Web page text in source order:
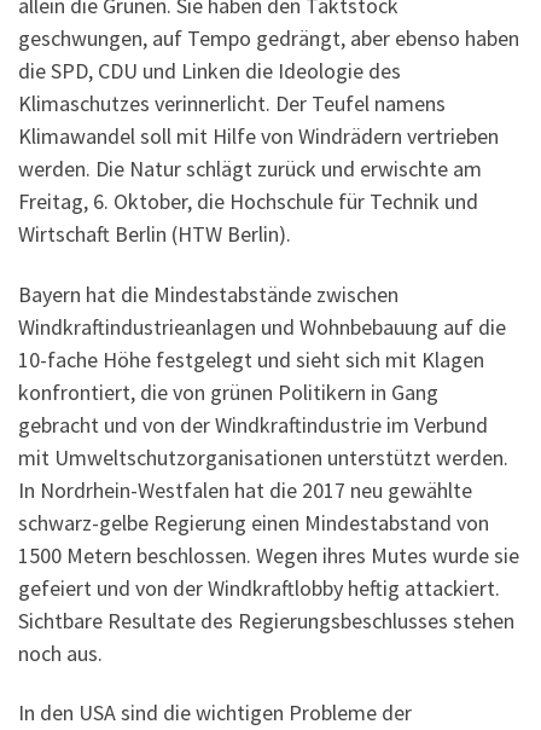
allein die Grünen. Sie haben den Taktstock
geschwungen, auf Tempo gedrängt, aber ebenso haben
die SPD, CDU und Linken die Ideologie des
Klimaschutzes verinnerlicht. Der Teufel namens
Klimawandel soll mit Hilfe von Windrädern vertrieben
werden. Die Natur schlägt zurück und erwischte am
Freitag, 6. Oktober, die Hochschule für Technik und
Wirtschaft Berlin (HTW Berlin).
Bayern hat die Mindestabstände zwischen
Windkraftindustrieanlagen und Wohnbebauung auf die
10-fache Höhe festgelegt und sieht sich mit Klagen
konfrontiert, die von grünen Politikern in Gang
gebracht und von der Windkraftindustrie im Verbund
mit Umweltschutzorganisationen unterstützt werden.
In Nordrhein-Westfalen hat die 2017 neu gewählte
schwarz-gelbe Regierung einen Mindestabstand von
1500 Metern beschlossen. Wegen ihres Mutes wurde sie
gefeiert und von der Windkraftlobby heftig attackiert.
Sichtbare Resultate des Regierungsbeschlusses stehen
noch aus.
In den USA sind die wichtigen Probleme der